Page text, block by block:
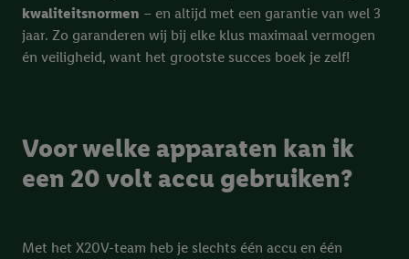
kwaliteitsnormen – en altijd met een garantie van wel 3
jaar. Zo garanderen wij bij elke klus maximaal vermogen
én veiligheid, want het grootste succes boek je zelf!
Voor welke apparaten kan ik
een 20 volt accu gebruiken?
Met het X20V-team heb je slechts één accu en één